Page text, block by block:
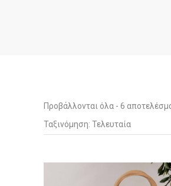
Προβάλλονται όλα - 6
Ταξινόμηση: Τελευταία